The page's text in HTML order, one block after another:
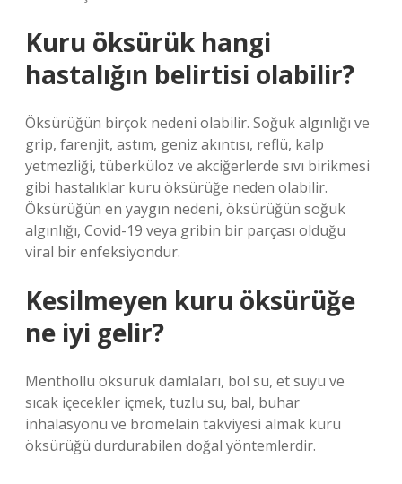
Kuru öksürük hangi
hastalığın belirtisi olabilir?
Öksürüğün birçok nedeni olabilir. Soğuk algınlığı ve
grip, farenjit, astım, geniz akıntısı, reflü, kalp
yetmezliği, tüberküloz ve akciğerlerde sıvı birikmesi
gibi hastalıklar kuru öksürüğe neden olabilir.
Öksürüğün en yaygın nedeni, öksürüğün soğuk
algınlığı, Covid-19 veya gribin bir parçası olduğu
viral bir enfeksiyondur.
Kesilmeyen kuru öksürüğe
ne iyi gelir?
Menthollü öksürük damlaları, bol su, et suyu ve
sıcak içecekler içmek, tuzlu su, bal, buhar
inhalasyonu ve bromelain takviyesi almak kuru
öksürüğü durdurabilen doğal yöntemlerdir.